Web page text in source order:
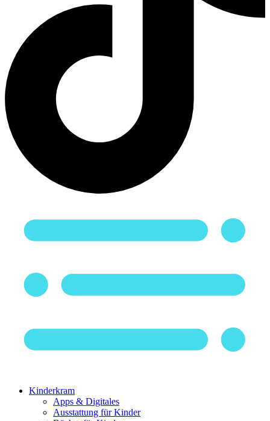
Kinderkram
Apps & Digitales
Ausstattung für Kinder